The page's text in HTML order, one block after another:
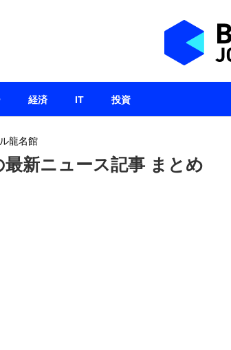
龍名館
新ニュース記事 まとめ
経済 IT 投資